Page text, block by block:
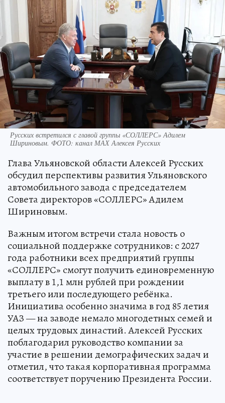
Русских встретился с главой группы «СОЛЛЕРС» Адилем
Шириновым. ФОТО: канал МАХ Алексея Русских
Глава Ульяновской области Алексей Русских
обсудил перспективы развития Ульяновского
автомобильного завода с председателем
Совета директоров «СОЛЛЕРС» Адилем
Шириновым.
Важным итогом встречи стала новость о
социальной поддержке сотрудников: с 2027
года работники всех предприятий группы
«СОЛЛЕРС» смогут получить единовременную
выплату в 1,1 млн рублей при рождении
третьего или последующего ребёнка.
Инициатива особенно значима в год 85 летия
УАЗ — на заводе немало многодетных семей и
целых трудовых династий. Алексей Русских
поблагодарил руководство компании за
участие в решении демографических задач и
отметил, что такая корпоративная программа
соответствует поручению Президента России.